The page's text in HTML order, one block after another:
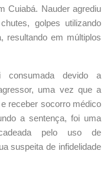
Cuiabá. Nauder agrediu
golpes utilizando
resultando em múltiplos
devido a
uma vez que a
receber socorro médico
a sentença, foi uma
pelo uso de
suspeita de infidelidade